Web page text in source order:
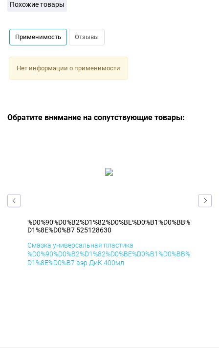
Похожие товары
Применимость Отзывы
Нет информации о применимости
Обратите внимание на сопутствующие товары:
%D0%90%D0%B2%D1%82%D0%BE%D0%B1%D0%BB%
D1%8E%D0%B7 525128630
Смазка универсальная пластика
%D0%90%D0%B2%D1%82%D0%BE%D0%B1%D0%BB%
D1%8E%D0%B7 аэр ДиК 400мл